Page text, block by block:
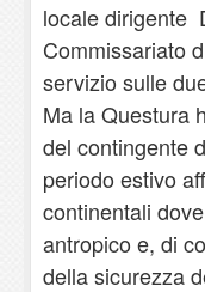
locale dirigente
Commissariato
servizio sulle
Ma la Questura
del contingente
periodo estivo
continentali
antropico e, di
della sicurezza